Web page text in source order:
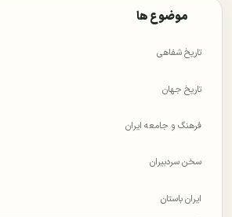
موضوع ها
تاریخ شفاهی
تاریخ جهان
فرهنگ و جامعه ایران
سخن سردبیران
ایران باستان